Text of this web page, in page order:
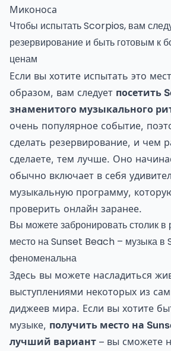
Миконоса
Чтобы испытать Scorpios, вам
резервирование и быть готовым к
ценам
Если вы хотите испытать это
образом, вам следует посетить
знаменитого музыкального
очень популярное событие,
сделать резервирование, и чем
сделаете, тем лучше. Оно
обычно включает в себя
музыкальную программу,
проверить онлайн заранее.
Вы можете забронировать столик в
место на Sunset Beach – музыка в
феноменальна
Здесь вы можете насладиться
выступлениями некоторых из
диджеев мира. Если вы хотите
музыке, получить место на
лучший вариант – вы сможете